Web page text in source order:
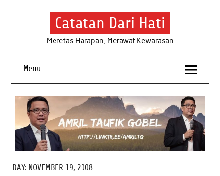
Skip
Catatan Dari Hati
Meretas Harapan, Merawat Kewarasan
Menu
DAY: NOVEMBER 19, 2008